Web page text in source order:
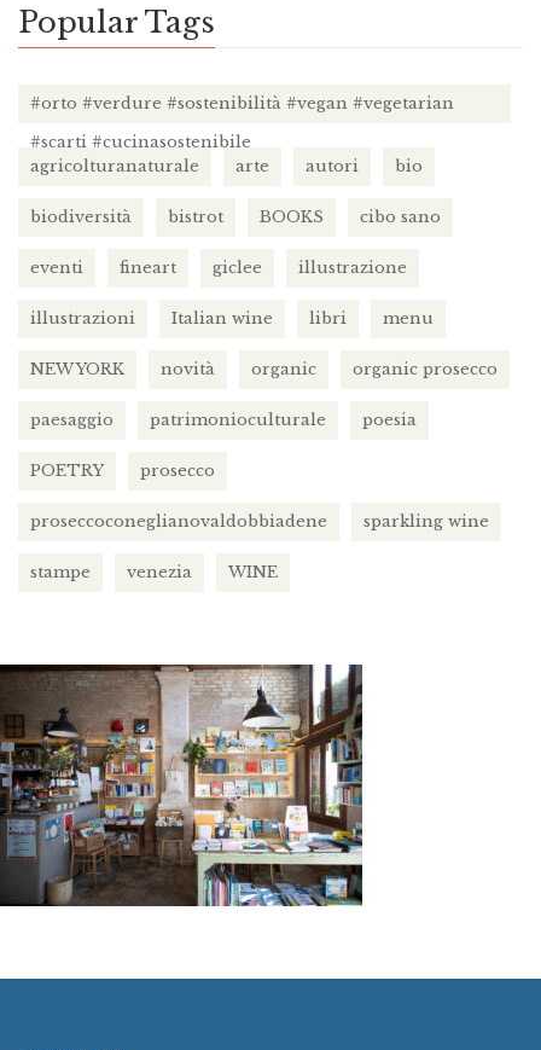
Popular Tags
#orto #verdure #sostenibilità #vegan #vegetarian
#scarti #cucinasostenibile
agricolturanaturale
arte autori bio
biodiversità bistrot BOOKS cibo sano
eventi fineart giclee illustrazione
illustrazioni Italian wine libri menu
NEW YORK novità organic organic prosecco
paesaggio patrimonioculturale poesia
POETRY prosecco
proseccoconeglianovaldobbiadene sparkling wine
stampe venezia WINE